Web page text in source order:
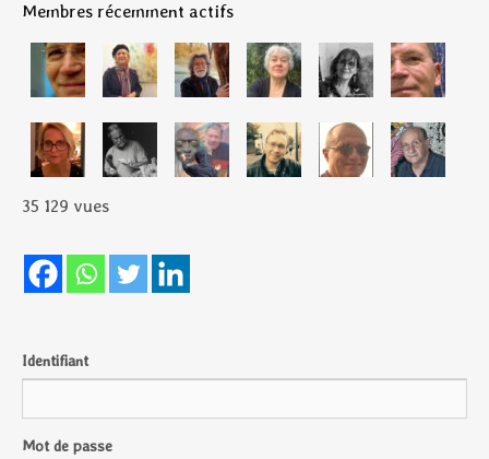
Membres récemment actifs
35 129 vues
Identifiant
Mot de passe